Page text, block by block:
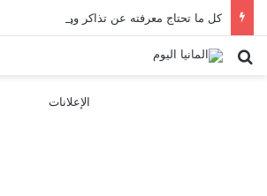
كل ما تحتاج معرفته عن تذاكر ووسائل النقل في
بحث عن
الإعلانات